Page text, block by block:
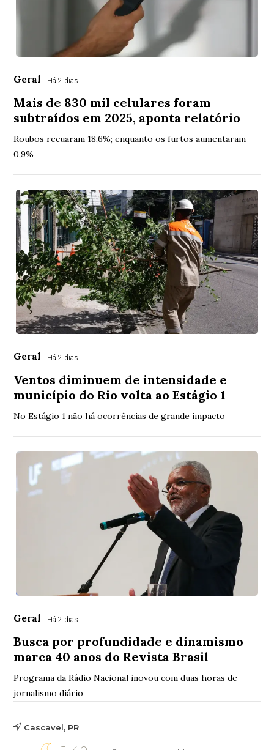
Geral Há 2 dias
Mais de 830 mil celulares foram
subtraídos em 2025, aponta relatório
Roubos recuaram 18,6%; enquanto os furtos aumentaram
0,9%
Geral Há 2 dias
Ventos diminuem de intensidade e
município do Rio volta ao Estágio 1
No Estágio 1 não há ocorrências de grande impacto
Geral Há 2 dias
Busca por profundidade e dinamismo
marca 40 anos do Revista Brasil
Programa da Rádio Nacional inovou com duas horas de
jornalismo diário
Cascavel, PR